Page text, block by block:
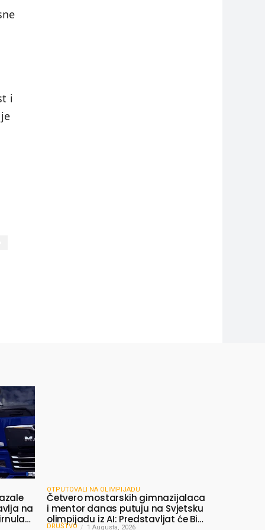
i
na
OTPUTOVALI NA OLIMPIJADU
Četvero mostarskih gimnazijalaca
i mentor danas putuju na Svjetsku
olimpijadu iz AI: Predstavljat će BiH
DRUŠTVO 1 Augusta, 2026